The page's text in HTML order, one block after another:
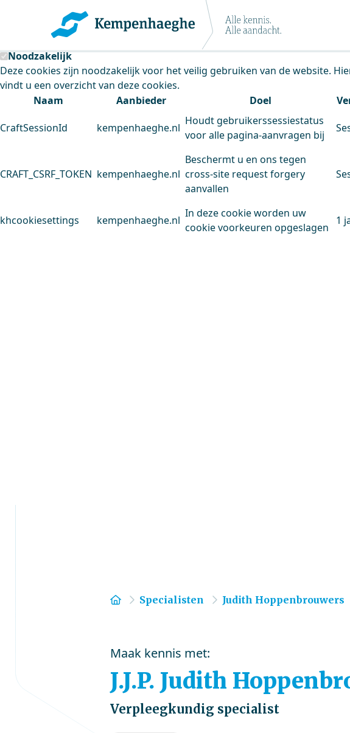
Kempenhaeghe maakt gebruik van cookies
Deze site plaatst cookies. Dit doen we om het gebruik van de website te
Noodzakelijk
Deze cookies zijn noodzakelijk voor het veilig gebruiken van de website.
vindt u een overzicht van deze cookies.
Naam
Aanbieder Doel
CraftSessionId kempenhaeghe.nl
Houdt gebruikerssessiestatus
voor alle pagina-aanvragen bij
CRAFT_CSRF_TOKEN kempenhaeghe.nl
Beschermt u en ons tegen
cross-site request forgery
aanvallen
khcookiesettings kempenhaeghe.nl
In deze cookie worden uw
cookie voorkeuren opgeslagen
1
Home
Specialisten Judith Hoppenbrouwers
Maak kennis met:
J.J.P. Judith
Verpleegkundig specialist